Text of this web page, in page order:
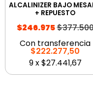
ALCALINIZER BAJO
+ REPUESTO
$246.975
Con transferencia
$222.277,50
9x$27.441,67